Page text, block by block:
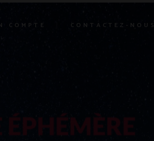
COMPTE CONTACTEZ-NOUS